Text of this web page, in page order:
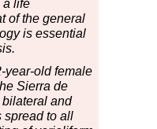
a life
of the general
is essential
year-old female
Sierra de
and
spread to all